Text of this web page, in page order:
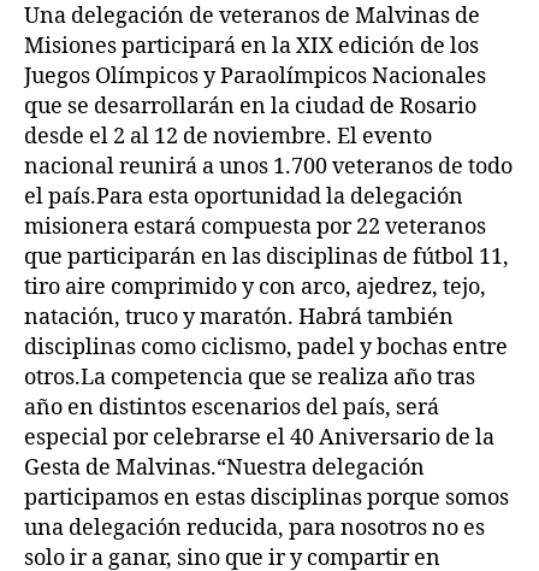
Una delegación de veteranos de Malvinas de
Misiones participará en la XIX edición de los
Juegos Olímpicos y Paraolímpicos Nacionales
que se desarrollarán en la ciudad de Rosario
desde el 2 al 12 de noviembre. El evento
nacional reunirá a unos 1.700 veteranos de todo
el país.Para esta oportunidad la delegación
misionera estará compuesta por 22 veteranos
que participarán en las disciplinas de fútbol 11,
tiro aire comprimido y con arco, ajedrez, tejo,
natación, truco y maratón. Habrá también
disciplinas como ciclismo, padel y bochas entre
otros.La competencia que se realiza año tras
año en distintos escenarios del país, será
especial por celebrarse el 40 Aniversario de la
Gesta de Malvinas.“Nuestra delegación
participamos en estas disciplinas porque somos
una delegación reducida, para nosotros no es
solo ir a ganar, sino que ir y compartir en